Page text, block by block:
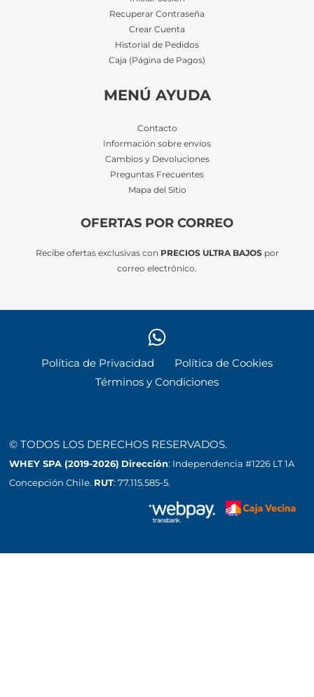
Recuperar Contraseña
Crear Cuenta
Historial de Pedidos
Caja (Página de Pagos)
MENÚ AYUDA
Contacto
Información sobre envíos
Cambios y Devoluciones
Preguntas Frecuentes
Mapa del Sitio
OFERTAS POR CORREO
Recibe ofertas exclusivas con PRECIOS ULTRA BAJOSpor
correo electrónico.
Política de Privacidad
Política de Cookies
Términos y Condiciones
© TODOS LOS DERECHOS RESERVADOS.
WHEY SPA (2019-2026) Dirección: Independencia #1226 LT 1A
Concepción Chile. RUT: 77.115.585-5.